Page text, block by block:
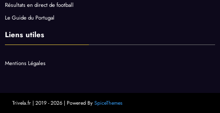
Résultats en direct de football
Le Guide du Portugal
Liens utiles
Mentions Légales
Trivela.fr | 2019 - 2026 | Powered By SpiceThemes